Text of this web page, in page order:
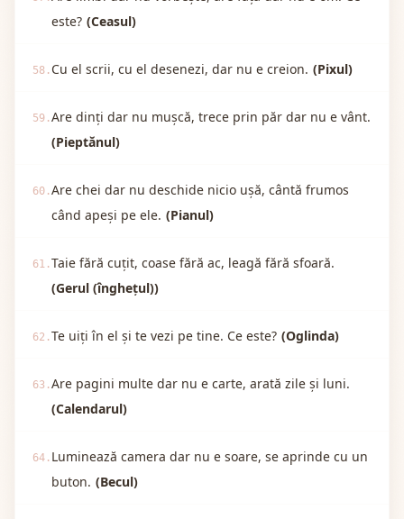
este? (Ceasul)
58. Cu el scrii, cu el desenezi, dar nu e creion. (Pixul)
59.Are dinți dar nu mușcă, trece prin păr dar nu e vânt.
(Pieptănul)
60.Are chei dar nu deschide nicio ușă, cântă frumos
când apeși pe ele. (Pianul)
61.Taie fără cuțit, coase fără ac, leagă fără sfoară.
(Gerul (înghețul))
62.Te uiți în el și te vezi pe tine. Ce este? (Oglinda)
63.Are pagini multe dar nu e carte, arată zile și luni.
(Calendarul)
64. Luminează camera dar nu e soare, se aprinde cu un
buton. (Becul)